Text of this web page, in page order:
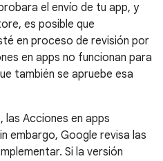
el envío de tu app, y
es posible que
en proceso de revisión por
en apps no funcionan para
también se apruebe esa
las Acciones en apps
embargo, Google revisa las
Si la versión